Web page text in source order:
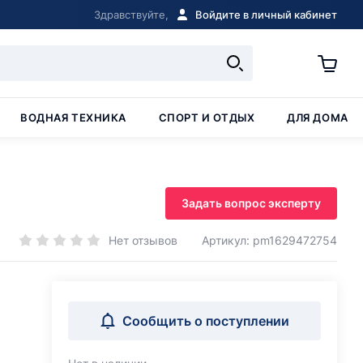
Здравствуйте, Войдите в личный кабинет
ВОДНАЯ ТЕХНИКА СПОРТ И ОТДЫХ ДЛЯ ДОМА
Задать вопрос эксперту
Нет отзывов Артикул: pm1629472754
Сообщить о поступлении